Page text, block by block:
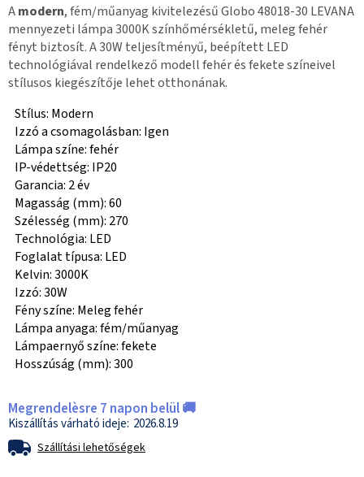
Amodern, fém/műanyag kivitelezésű Globo 48018-30 LEVANA
mennyezeti lámpa 3000K színhőmérsékletű, meleg fehér
fényt biztosít. A 30W teljesítményű, beépített LED
technológiával rendelkező modell fehér és fekete színeivel
stílusos kiegészítője lehet otthonának.
Stílus: Modern
Izzó a csomagolásban: Igen
Lámpa színe: fehér
IP-védettség: IP20
Garancia: 2 év
Magasság (mm): 60
Szélesség (mm): 270
Technológia: LED
Foglalat típusa: LED
Kelvin: 3000K
Izzó: 30W
Fény színe: Meleg fehér
Lámpa anyaga: fém/műanyag
Lámpaernyő színe: fekete
Hosszúság (mm): 300
Megrendelèsre 7 napon belül 🚚
2026.8.19
Szállítási lehetőségek